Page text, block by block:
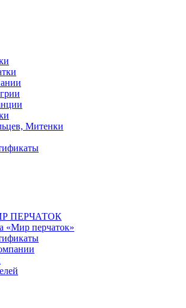
Митенки
ПЕРЧАТОК
«Мир перчаток»